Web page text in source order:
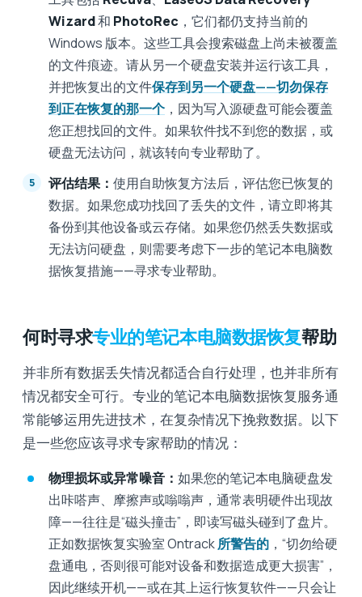
Wizard和 PhotoRec ，它们都仍支持当前的
Windows 版本。这些工具会搜索磁盘上尚未被覆盖
的文件痕迹。请从另一个硬盘安装并运行该工具，
并把恢复出的文件保存到另一个硬盘——切勿保存
到正在恢复的那一个 ，因为写入源硬盘可能会覆盖
您正想找回的文件。如果软件找不到您的数据，或
硬盘无法访问，就该转向专业帮助了。
评估结果： 使用自助恢复方法后，评估您已恢复的
数据。如果您成功找回了丢失的文件，请立即将其
备份到其他设备或云存储。如果您仍然丢失数据或
无法访问硬盘，则需要考虑下一步的笔记本电脑数
据恢复措施——寻求专业帮助。
何时寻求专业的笔记本电脑数据恢复帮助
并非所有数据丢失情况都适合自行处理，也并非所有
情况都安全可行。专业的笔记本电脑数据恢复服务通
常能够运用先进技术，在复杂情况下挽救数据。以下
是一些您应该寻求专家帮助的情况：
物理损坏或异常噪音： 如果您的笔记本电脑硬盘发
出咔嗒声、摩擦声或嗡嗡声，通常表明硬件出现故
障——往往是“磁头撞击”，即读写磁头碰到了盘片。
正如数据恢复实验室 Ontrack所警告的 ，“切勿给硬
盘通电，否则很可能对设备和数据造成更大损害”，
因此继续开机——或在其上运行恢复软件——只会让